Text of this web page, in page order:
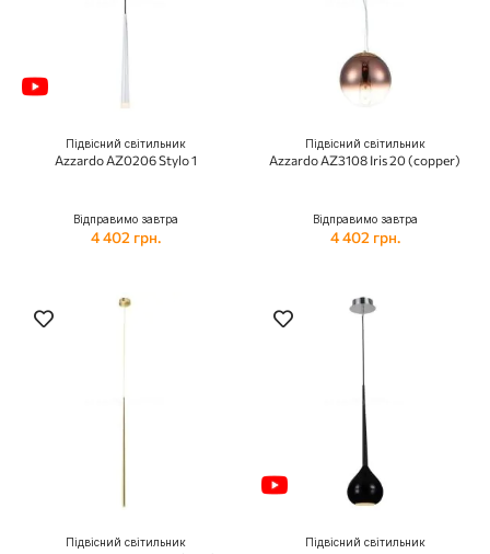
Підвісний світильник
Azzardo AZ0206 Stylo 1
Відправимо завтра
4 402 грн.
Підвісний світильник
Azzardo AZ3108 Iris 20 (copper)
Відправимо завтра
4 402 грн.
Підвісний світильник Підвісний світильник